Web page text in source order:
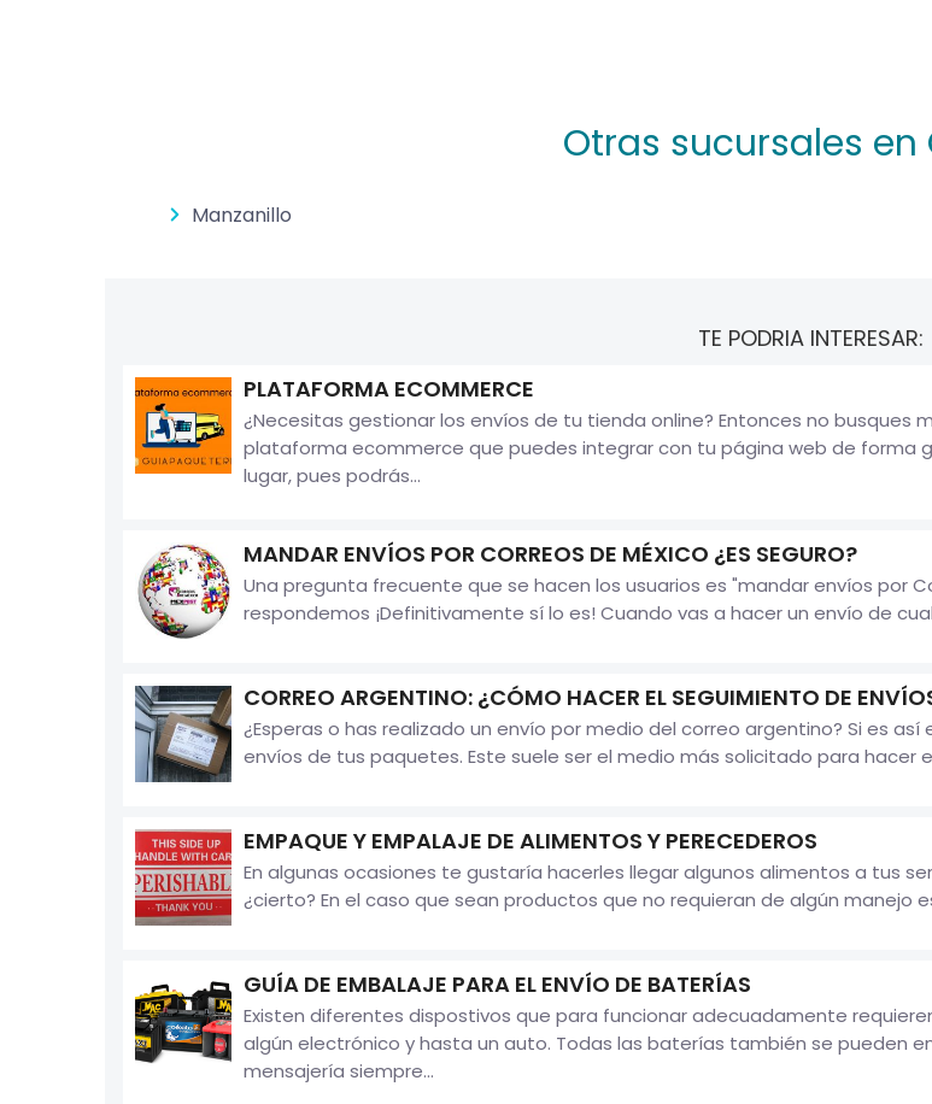
Otras sucursales en
Manzanillo
TE PODRIA INTERESAR:
PLATAFORMA ECOMMERCE
¿Necesitas gestionar los envíos de tu tienda online? Entonces no busques
plataforma ecommerce que puedes integrar con tu página web de forma
lugar, pues podrás...
MANDAR ENVÍOS POR CORREOS DE MÉXICO ¿ES SEGURO?
Una pregunta frecuente que se hacen los usuarios es "mandar envíos por
respondemos ¡Definitivamente sí lo es! Cuando vas a hacer un envío de
CORREO ARGENTINO: ¿CÓMO HACER EL SEGUIMIENTO DE
¿Esperas o has realizado un envío por medio del correo argentino? Si es
envíos de tus paquetes. Este suele ser el medio más solicitado para hacer
EMPAQUE Y EMPALAJE DE ALIMENTOS Y PERECEDEROS
En algunas ocasiones te gustaría hacerles llegar algunos alimentos a tus
¿cierto? En el caso que sean productos que no requieran de algún manejo
GUÍA DE EMBALAJE PARA EL ENVÍO DE BATERÍAS
Existen diferentes dispostivos que para funcionar adecuadamente
algún electrónico y hasta un auto. Todas las baterías también se pueden
mensajería siempre...